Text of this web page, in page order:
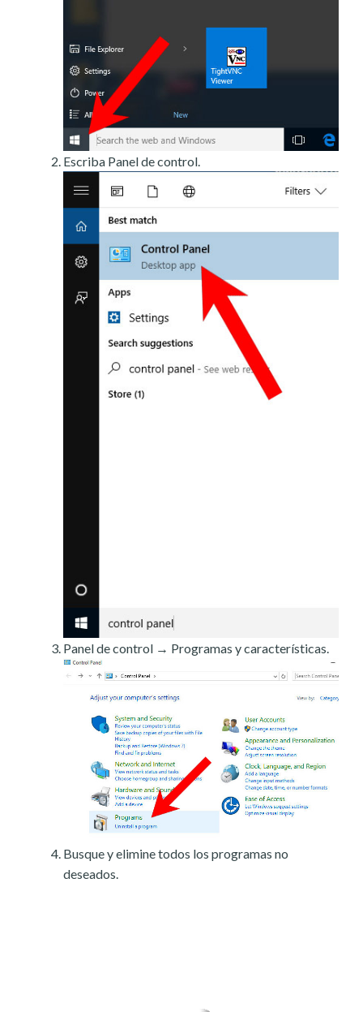
Escriba Panel de control.
Panel de control → Programas y características.
Busque y elimine todos los programas no
deseados.